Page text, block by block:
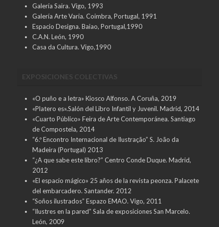
Galería Saira. Vigo, 1993
Galería Arte Varia. Coimbra, Portugal, 1991
Espacio Designa. Baiao, Portugal,1990
C.A.N. León, 1990
Casa da Cultura. Vigo,1990
EXPOSICIONES COLECTIVAS
«O puño e a letra» Kiosco Alfonso. A Coruña, 2019
«Platero es».Salón del Libro Infantil y Juvenil. Madrid, 2014
«Cuarto Público» Feira de Arte Contemporánea. Santiago
de Compostela, 2014
“6.º Encontro Internacional de Ilustração” S. João da
Madeira (Portugal) 2013
“¿A que sabe este libro?” Centro Conde Duque. Madrid,
2012
«El espacio mágico» 25 años de la revista peonza. Palacete
del embarcadero. Santander. 2012
“Soños ilustrados” Espazo EMAO. Vigo, 2011
“Ilustres en la pared” Sala de exposiciones San Marcelo.
León, 2009